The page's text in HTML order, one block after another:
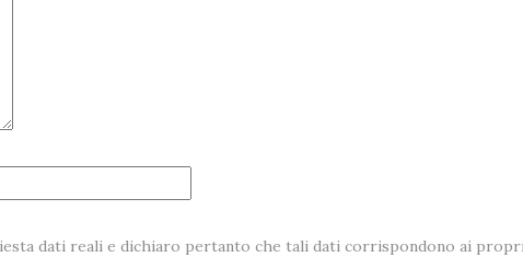
dati reali e dichiaro pertanto che tali dati corrispondono ai